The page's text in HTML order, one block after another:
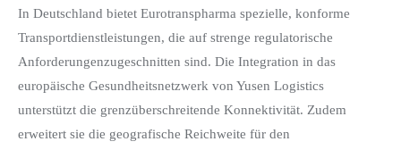
In Deutschland bietet Eurotranspharma spezielle, konforme
Transportdienstleistungen, die auf strenge regulatorische
Anforderungenzugeschnitten sind. Die Integration in das
europäische Gesundheitsnetzwerk von Yusen Logistics
unterstützt die grenzüberschreitende Konnektivität. Zudem
erweitert sie die geografische Reichweite für den